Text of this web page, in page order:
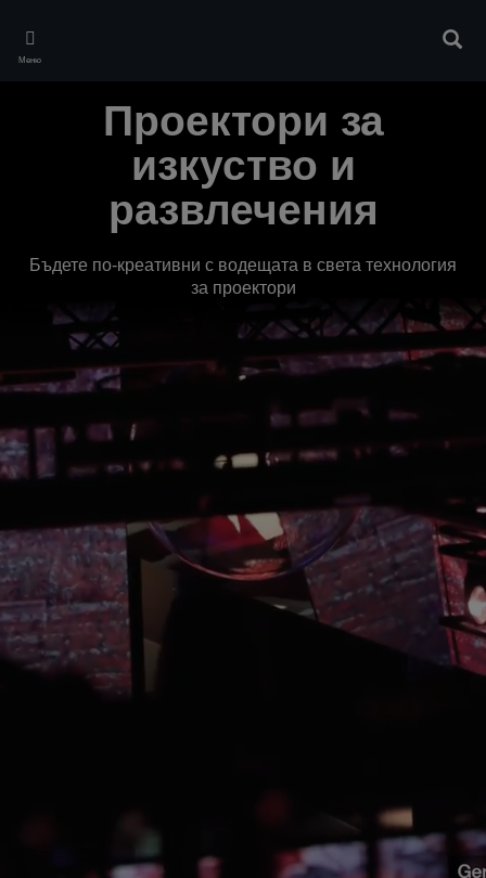
main
Меню
Проектори за
изкуство и
развлечения
Бъдете по-креативни с водещата в света технология
за проектори